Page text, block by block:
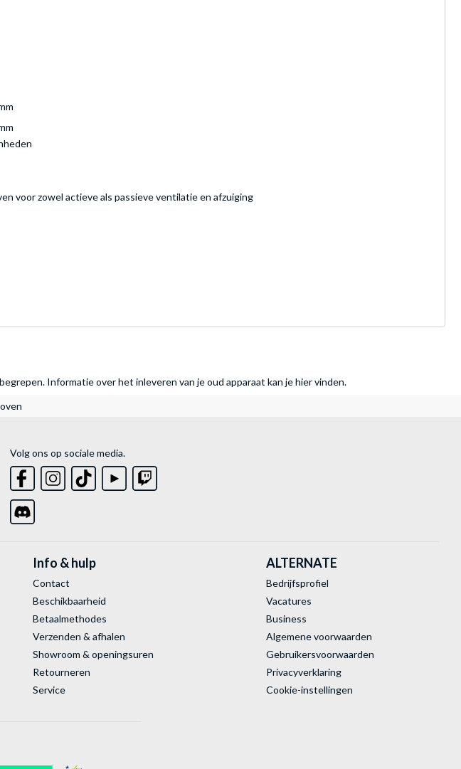
voor zowel actieve als passieve ventilatie en afzuiging
Informatie over het inleveren van je oud apparaat kan je hier vinden.
Volg ons op sociale media.
Info & hulp
Contact
Beschikbaarheid
Betaalmethodes
Verzenden & afhalen
Showroom & openingsuren
Retourneren
Service
ALTERNATE
Bedrijfsprofiel
Vacatures
Business
Algemene voorwaarden
Gebruikersvoorwaarden
Privacyverklaring
Cookie-instellingen